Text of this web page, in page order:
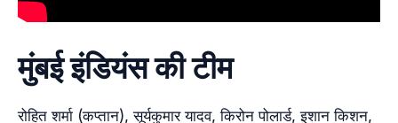
मुंबई इंडियंस की टीम
रोहित शर्मा (कप्‍तान), सूर्यकुमार यादव, किरोन पोलार्ड, इशान किशन,